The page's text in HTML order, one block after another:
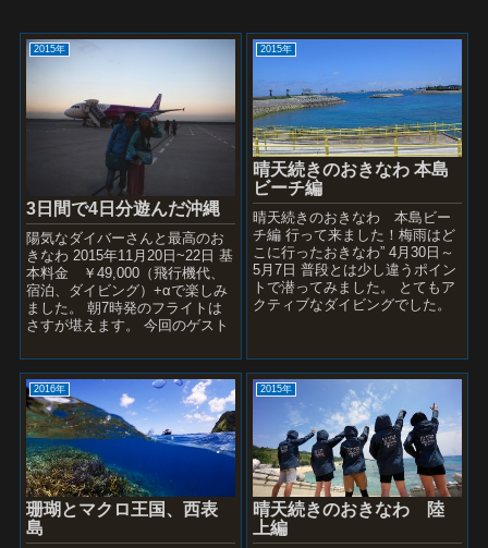
2015年
3日間で4日分遊んだ沖縄
陽気なダイバーさんと最高のお
きなわ 2015年11月20日~22日 基
本料金 ￥49,000（飛行機代、
宿泊、ダイビング）+αで楽しみ
ました。 朝7時発のフライトは
さすが堪えます。 今回のゲスト
2015年
晴天続きのおきなわ 本島
ビーチ編
晴天続きのおきなわ 本島ビー
チ編 行って来ました！梅雨はど
こに行ったおきなわ” 4月30日～
5月7日 普段とは少し違うポイン
トで潜ってみました。 とてもア
クティブなダイビングでした。
2016年
珊瑚とマクロ王国、西表
島
2015年
晴天続きのおきなわ 陸
上編